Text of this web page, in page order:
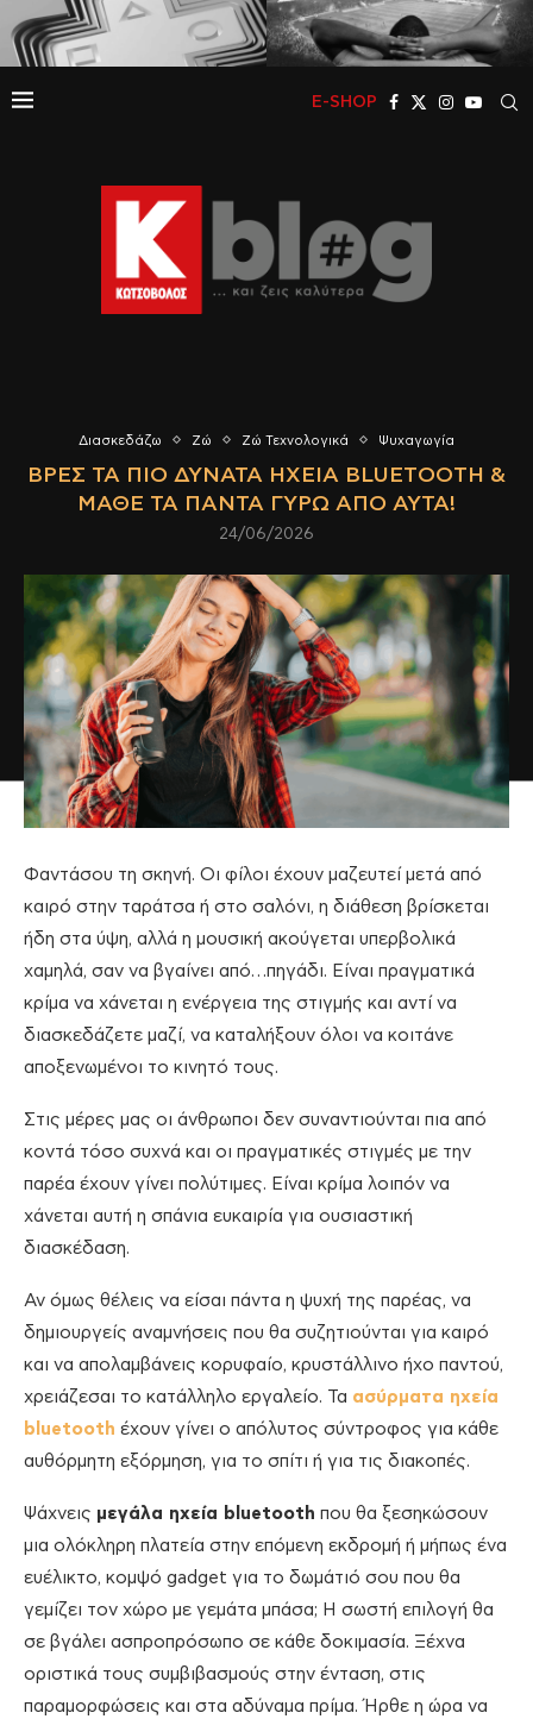
E-SHOP
Διασκεδάζω Ζώ Ζώ Τεχνολογικά Ψυχαγωγία
ΒΡΕΣ ΤΑ ΠΙΟ ΔΥΝΑΤΆ ΗΧΕΊΑ BLUETOOTH &
ΜΆΘΕ ΤΑ ΠΆΝΤΑ ΓΎΡΩ ΑΠΌ ΑΥΤΆ!
24/06/2026
Φαντάσου τη σκηνή. Οι φίλοι έχουν μαζευτεί μετά από
καιρό στην ταράτσα ή στο σαλόνι, η διάθεση βρίσκεται
ήδη στα ύψη, αλλά η μουσική ακούγεται υπερβολικά
χαμηλά, σαν να βγαίνει από…πηγάδι. Είναι πραγματικά
κρίμα να χάνεται η ενέργεια της στιγμής και αντί να
διασκεδάζετε μαζί, να καταλήξουν όλοι να κοιτάνε
αποξενωμένοι το κινητό τους.
Στις μέρες μας οι άνθρωποι δεν συναντιούνται πια από
κοντά τόσο συχνά και οι πραγματικές στιγμές με την
παρέα έχουν γίνει πολύτιμες. Είναι κρίμα λοιπόν να
χάνεται αυτή η σπάνια ευκαιρία για ουσιαστική
διασκέδαση.
Αν όμως θέλεις να είσαι πάντα η ψυχή της παρέας, να
δημιουργείς αναμνήσεις που θα συζητιούνται για καιρό
και να απολαμβάνεις κορυφαίο, κρυστάλλινο ήχο παντού,
χρειάζεσαι το κατάλληλο εργαλείο. Τα ασύρματα ηχεία
bluetooth έχουν γίνει ο απόλυτος σύντροφος για κάθε
αυθόρμητη εξόρμηση, για το σπίτι ή για τις διακοπές.
Ψάχνεις μεγάλα ηχεία bluetooth που θα ξεσηκώσουν
μια ολόκληρη πλατεία στην επόμενη εκδρομή ή μήπως ένα
ευέλικτο, κομψό gadget για το δωμάτιό σου που θα
γεμίζει τον χώρο με γεμάτα μπάσα; Η σωστή επιλογή θα
σε βγάλει ασπροπρόσωπο σε κάθε δοκιμασία. Ξέχνα
οριστικά τους συμβιβασμούς στην ένταση, στις
παραμορφώσεις και στα αδύναμα πρίμα. Ήρθε η ώρα να